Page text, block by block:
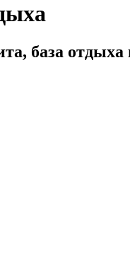
база